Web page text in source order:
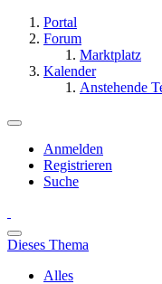
Portal
Forum
Marktplatz
Kalender
Anstehende
Anmelden
Registrieren
Suche
Dieses Thema
Alles